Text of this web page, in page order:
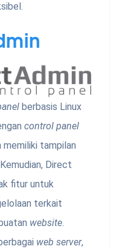
berbasis Linux
control panel
memiliki tampilan
Direct
fitur untuk
terkait
website.
web server,